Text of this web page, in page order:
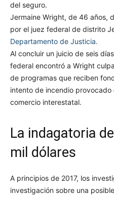
del seguro.
Jermaine Wright, de 46 años,
por el juez federal de distrito
Departamento de Justicia.
Al concluir un juicio de seis
federal encontró a Wright
de programas que reciben
intento de incendio
comercio interestatal.
La indagatoria
mil dólares
A principios de 2017, los
investigación sobre una